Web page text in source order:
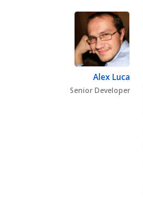
Alex Luca
Senior Developer